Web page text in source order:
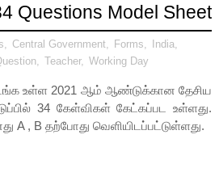
Questions Model Sheet
Central Government Forms India
, Teacher, Working Day
உள்ள 2021 ஆம் ஆண்டுக்கான தேசிய
34 கேள்விகள் கேட்கப்பட உள்ளது.
A , B தற்போது வெளியிடப்பட்டுள்ளது.